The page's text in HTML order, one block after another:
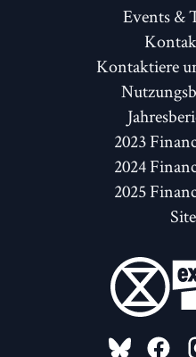
Events &
Kontaktiere
2023
2024
2025